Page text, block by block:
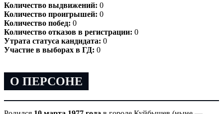
Количество выдвижений: 0
Количество проигрышей: 0
Количество побед: 0
Количество отказов в регистрации: 0
Утрата статуса кандидата: 0
Участие в выборах в ГД: 0
О ПЕРСОНЕ